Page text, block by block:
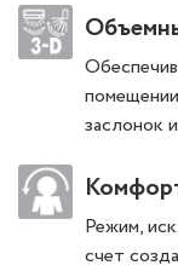
заслонок
Режим,
счет